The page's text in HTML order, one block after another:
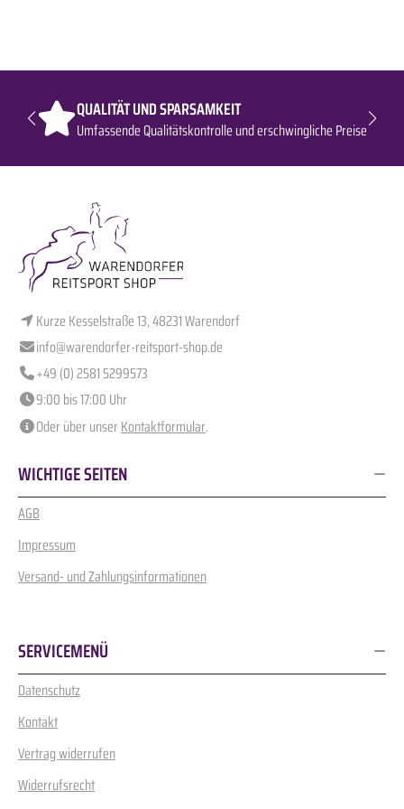
QUALITÄT UND SPARSAMKEIT
Umfassende Qualitätskontrolle und erschwingliche Preise
Kurze Kesselstraße 13, 48231 Warendorf
info@warendorfer-reitsport-shop.de
+49 (0) 2581 5299573
9:00 bis 17:00 Uhr
Oder über unserKontaktformular.
WICHTIGE SEITEN
AGB
Impressum
Versand- und Zahlungsinformationen
SERVICEMENÜ
Datenschutz
Kontakt
Vertrag widerrufen
Widerrufsrecht